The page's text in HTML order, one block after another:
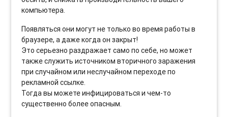
компьютера.
Появляться они могут не только во время работы в
браузере, а даже когда он закрыт!
Это серьезно раздражает само по себе, но может
также служить источником вторичного заражения
при случайном или неслучайном переходе по
рекламной ссылке.
Тогда вы можете инфицироваться и чем-то
существенно более опасным.